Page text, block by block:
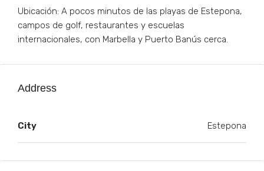
Ubicación: A pocos minutos de las playas de Estepona,
campos de golf, restaurantes y escuelas
internacionales, con Marbella y Puerto Banús cerca.
Address
City Estepona